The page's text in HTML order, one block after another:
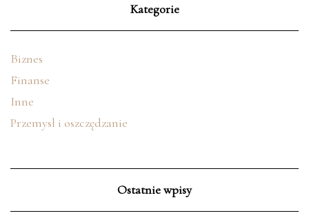
Kategorie
Biznes
Finanse
Inne
Przemysł i oszczędzanie
Ostatnie wpisy